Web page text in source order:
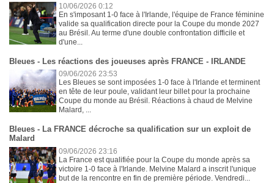
10/06/2026 0:12
En s'imposant 1-0 face à l'Irlande, l'équipe de France féminine
valide sa qualification directe pour la Coupe du monde 2027
au Brésil. Au terme d'une double confrontation difficile et
d'une...
Bleues - Les réactions des joueuses après FRANCE - IRLANDE
09/06/2026 23:53
Les Bleues se sont imposées 1-0 face à l'Irlande et terminent
en tête de leur poule, validant leur billet pour la prochaine
Coupe du monde au Brésil. Réactions à chaud de Melvine
Malard, ...
Bleues - La FRANCE décroche sa qualification sur un exploit de
Malard
09/06/2026 23:16
La France est qualifiée pour la Coupe du monde après sa
victoire 1-0 face à l'Irlande. Melvine Malard a inscrit l'unique
but de la rencontre en fin de première période. Vendredi...